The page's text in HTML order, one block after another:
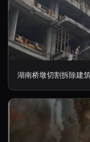
湖南桥墩切割拆除建